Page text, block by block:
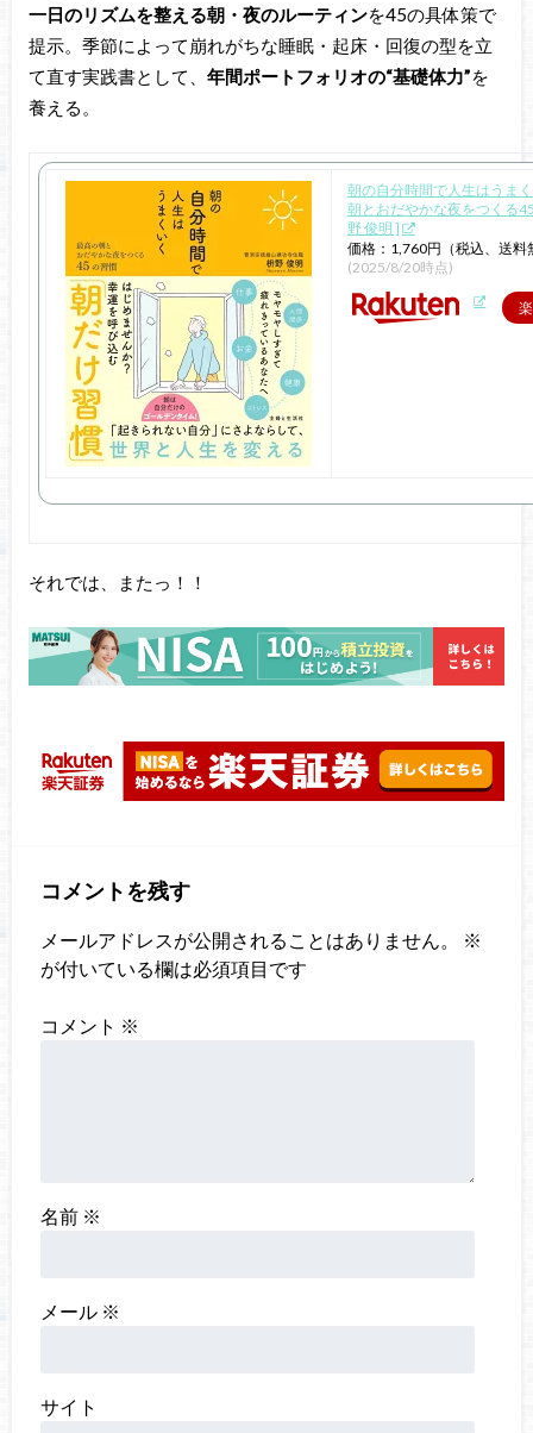
一日のリズムを整える朝・夜のルーティンを45の具体策で
提示。季節によって崩れがちな睡眠・起床・回復の型を立
て直す実践書として、 年間ポートフォリオの“基礎体力”を
養える。
朝の自分時間で人生はうま
朝とおだやかな夜をつくる
野 俊明 ]
価格：1,760円（税込、送料
(2025/8/20時点)
それでは、またっ！！
コメントを残す
メールアドレスが公開されることはありません。
※
が付いている欄は必須項目です
コメント ※
名前 ※
メール ※
サイト